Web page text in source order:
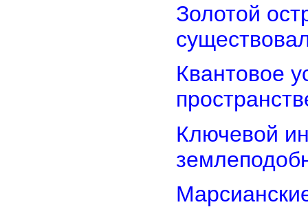
Золотой
Квантовое
Ключевой